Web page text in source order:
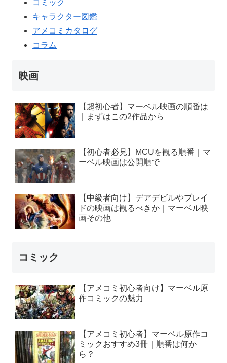
コミック
キャラクター図鑑
アメコミカタログ
コラム
映画
【超初心者】マーベル映画の順番は
｜まずはこの2作品から
【初心者必見】MCUを観る順番｜マ
ーベル映画は公開順で
【中級者向け】デアデビルやブレイ
ドの映画は観るべきか｜マーベル映
画その他
コミック
【アメコミ初心者向け】マーベル原
作コミックの魅力
【アメコミ初心者】マーベル原作コ
ミックおすすめ3冊｜順番は何か
ら？